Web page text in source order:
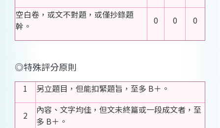
空白卷，或文不對題，或僅抄錄題
幹。
0 0 0
◎特殊評分原則
1 另立題目，但能扣緊題旨，至多 B＋。
2
內容、文字均佳，但文未終篇或一段成文者，至
多 B＋。